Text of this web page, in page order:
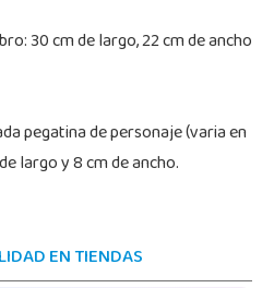
30 cm de largo, 22 cm de ancho
pegatina de personaje (varia en
largo y 8 cm de ancho.
EN TIENDAS